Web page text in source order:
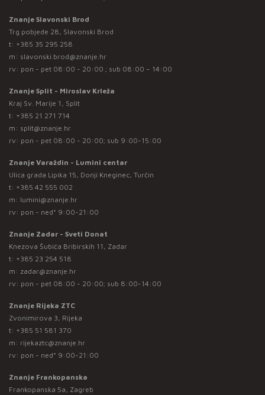
Znanje Slavonski Brod
Trg pobjede 28, Slavonski Brod
t: +385 35 295 258
m: slavonski.brod@znanje.hr
rv: pon - pet 08:00 - 20:00 ; sub 08:00 – 14:00
Znanje Split - Miroslav Krleža
Kraj Sv. Marije 1, Split
t: +385 21 271 714
m: split@znanje.hr
rv: pon - pet 08:00 - 20:00; sub 9:00-15:00
Znanje Varaždin - Lumini centar
Ulica grada Lipika 15, Donji Kneginec, Turčin
t: +385 42 555 002
m: lumini@znanje.hr
rv: pon - ned* 9:00-21:00
Znanje Zadar - Sveti Donat
Knezova Šubića Bribirskih 11, Zadar
t: +385 23 254 518
m: zadar@znanje.hr
rv: pon - pet 08:00 - 20:00; sub 8:00-14:00
Znanje Rijeka ZTC
Zvonimirova 3, Rijeka
t: +385 51 581 370
m: rijekaztc@znanje.hr
rv: pon - ned* 9:00-21:00
Znanje Frankopanska
Frankopanska 5a, Zagreb